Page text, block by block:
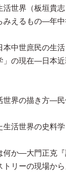
世界（板垣貴志
みえるもの—年
中世庶民の生活
」の現在—日本
世界の描き方—
活世界の史料学
何か—大門正克
リーの現場から